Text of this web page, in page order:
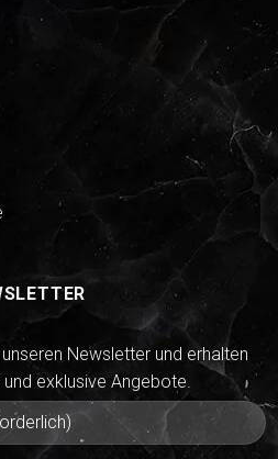
Newsletter und erhalten
exklusive Angebote.